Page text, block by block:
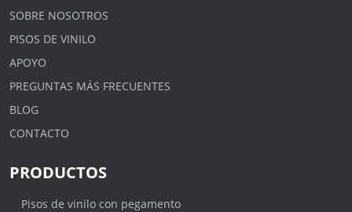
SOBRE NOSOTROS
PISOS DE VINILO
APOYO
PREGUNTAS MÁS FRECUENTES
BLOG
CONTACTO
PRODUCTOS
Pisos de vinilo con pegamento